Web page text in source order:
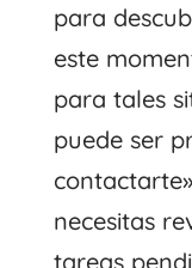
para
este
para tales
puede ser
necesitas
tareas